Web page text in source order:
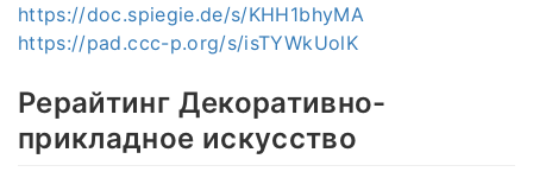
https://doc.spiegie.de/s/KHH1bhyMA
https://pad.ccc-p.org/s/isTYWkUolK
Рерайтинг Декоративно-
прикладное искусство